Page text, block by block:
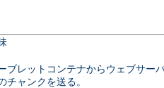
ブレットコンテナからウェブサー
チャンクを送る。